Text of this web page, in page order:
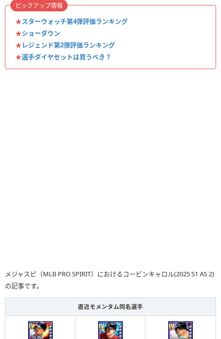
★スターウォッチ第4弾評価ランキング
★ショーダウン
★レジェンド第2弾評価ランキング
★選手ダイヤセットは買うべき？
ピックアップ情報
メジャスピ（MLB PRO SPIRIT）におけるコービンキャロル(2025 S1 AS 2)
の記事です。
直近モメンタム同名選手